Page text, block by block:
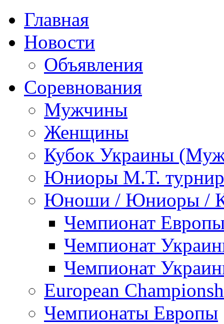
Главная
Новости
Объявления
Соревнования
Мужчины
Женщины
Кубок Украины
Юниоры М.Т.
Юноши / Юниоры /
Чемпионат
Чемпионат
Чемпионат
European
Чемпионаты Европы